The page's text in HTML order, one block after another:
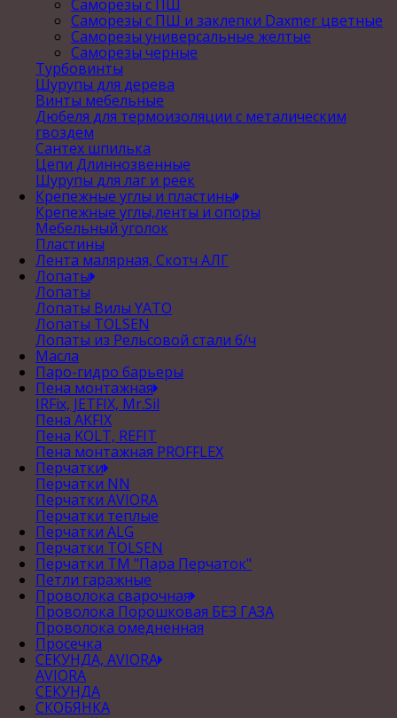
Саморезы с ПШ
Саморезы с ПШ и заклепки Daxmer цветные
Саморезы универсальные желтые
Саморезы черные
Турбовинты
Шурупы для дерева
Винты мебельные
Дюбеля для термоизоляции с металическим
гвоздем
Сантех шпилька
Цепи Длиннозвенные
Шурупы для лаг и реек
Крепежные углы и пластины
Крепежные углы,ленты и опоры
Мебельный уголок
Пластины
Лента малярная, Скотч АЛГ
Лопаты
Лопаты
Лопаты Вилы YATO
Лопаты TOLSEN
Лопаты из Рельсовой стали б/ч
Масла
Паро-гидро барьеры
Пена монтажная
IRFix, JETFIX, Mr.Sil
Пена AKFIX
Пена KOLT, REFIT
Пена монтажная PROFFLEX
Перчатки
Перчатки NN
Перчатки AVIORA
Перчатки теплые
Перчатки ALG
Перчатки TOLSEN
Перчатки ТМ "Пара Перчаток"
Петли гаражные
Проволока сварочная
Проволока Порошковая БЕЗ ГАЗА
Проволока омедненная
Просечка
СЕКУНДА, AVIORA
AVIORA
СЕКУНДА
СКОБЯНКА